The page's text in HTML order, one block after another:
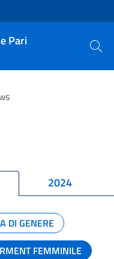
Pari
Cerca
2024
DI GENERE
FEMMINILE